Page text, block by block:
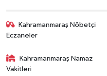
Kahramanmaraş Nöbetçi
Eczaneler
Kahramanmaraş Namaz
Vakitleri